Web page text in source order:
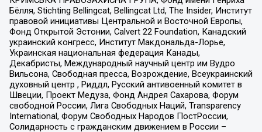
Бёлля, Stichting Bellingcat, Bellingcat Ltd, The Insider, Институт
правовой инициативы Центральной и Восточной Европы,
Фонд Открытой Эстонии, Calvert 22 Foundation, Канадский
украинский конгресс, Институт Макдональда-Лорье,
Украинская национальная федерация Канады,
Декабристы, Международный научный центр им Вудро
Вильсона, Свободная пресса, Возрождение, Всеукраинский
духовный центр , Риддл, Русский антивоенный комитет в
Швеции, Проект Медуза, Фонд Андрея Сахарова, Форум
свободной России, Лига Свободных Наций, Transparеncy
International, Форум Свободных Народов ПостРоссии,
Солидарность с гражданским движением в России –